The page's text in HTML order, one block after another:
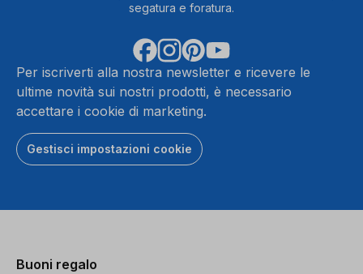
segatura e foratura.
Per iscriverti alla nostra newsletter e ricevere le
ultime novità sui nostri prodotti, è necessario
accettare i cookie di marketing.
Gestisci impostazioni cookie
Buoni regalo